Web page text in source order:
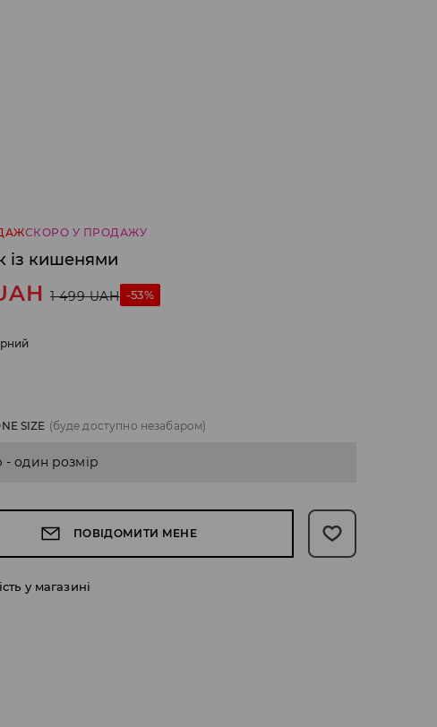
СКОРО У ПРОДАЖУ
із кишенями
1 499 UAH -53%
SIZE (буде доступно незабаром)
- один розмір
ПОВІДОМИТИ МЕНЕ
у магазині